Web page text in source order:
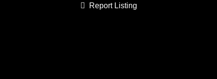
Report Listing